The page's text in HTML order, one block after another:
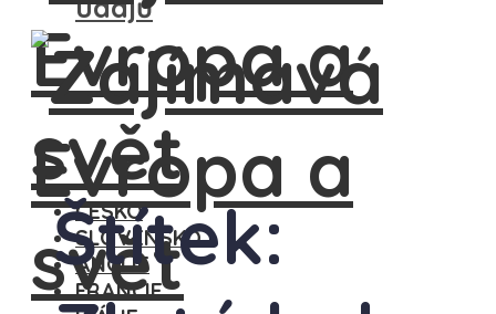
ČESKO
SLOVENSKO
ANGLIE
FRANCIE
Štítek: